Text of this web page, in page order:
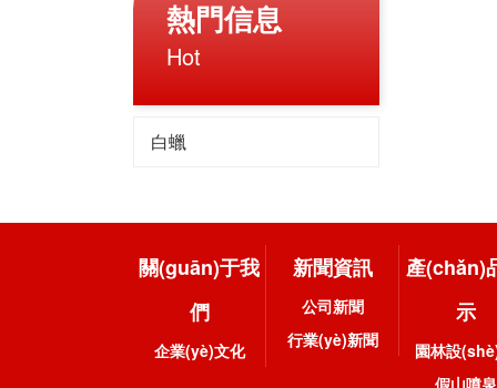
熱門信息
Hot
白蠟
關(guān)于我
們
企業(yè)文化
新聞資訊
公司新聞
行業(yè)新聞
產(chǎn)
示
園林設
假山噴泉